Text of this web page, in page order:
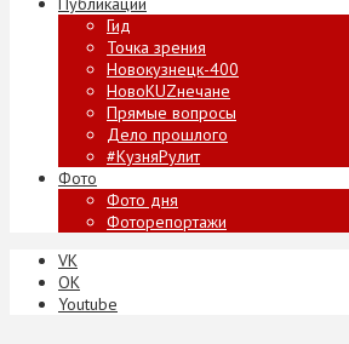
Гид
Точка зрения
Новокузнецк-400
НовоKUZнечане
Прямые вопросы
Дело прошлого
#КузняРулит
Фото
Фото дня
Фоторепортажи
VK
ОК
Youtube